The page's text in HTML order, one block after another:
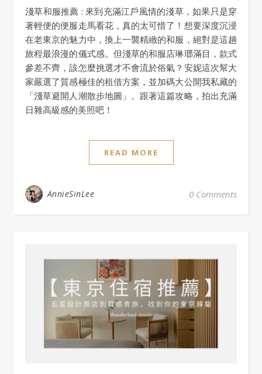
淺草和服推薦 : 來到充滿江戶風情的淺草，如果只是穿
著輕便的便服走馬看花，真的太可惜了！想要深度沉浸
在老東京的魅力中，換上一襲精緻的和服，絕對是這趟
旅程最浪漫的儀式感。但淺草的和服店琳瑯滿目，款式
參差不齊，該怎麼挑選才不會流於俗氣？安妮這次幫大
家嚴選了質感極佳的租借方案，並加碼大公開我私藏的
「淺草避開人潮散步地圖」。跟著這篇攻略，拍出充滿
日雜高級感的美照吧！
READ MORE
AnnieSinLee 0 Comments